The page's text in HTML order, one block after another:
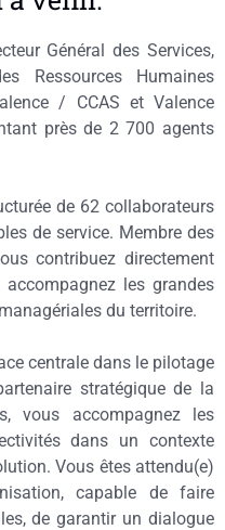
Général des Services,
Ressources Humaines
/ CCAS et Valence
près de 2 700 agents
de 62 collaborateurs
de service. Membre des
contribuez directement
les grandes
du territoire.
centrale dans le pilotage
stratégique de la
vous accompagnez les
dans un contexte
Vous êtes attendu(e)
capable de faire
de garantir un dialogue